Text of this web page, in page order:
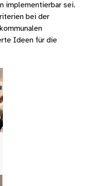
implementierbar sei.
bei der
Ideen für die